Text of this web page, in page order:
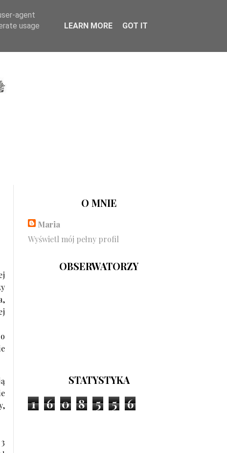
O MNIE
Maria
Wyświetl mój pełny profil
OBSERWATORZY
STATYSTYKA
1 6 0 8 5 5 6
agent
usage
LEARN MORE GOT IT